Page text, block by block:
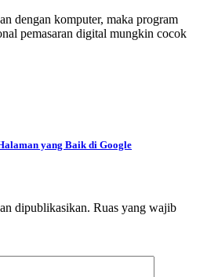
dengan komputer, maka program
pemasaran digital mungkin cocok
yang Baik di Google
dipublikasikan. Ruas yang wajib